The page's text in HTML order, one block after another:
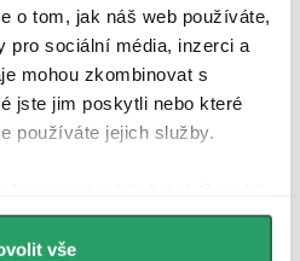
o tom, jak náš web používáte,
pro sociální média, inzerci a
mohou zkombinovat s
jste jim poskytli nebo které
používáte jejich služby.
pro analytiku a
Jak Google zpracovává
vše
na kvalitu a spolehlivost, kterou
PROJECT poskytují.